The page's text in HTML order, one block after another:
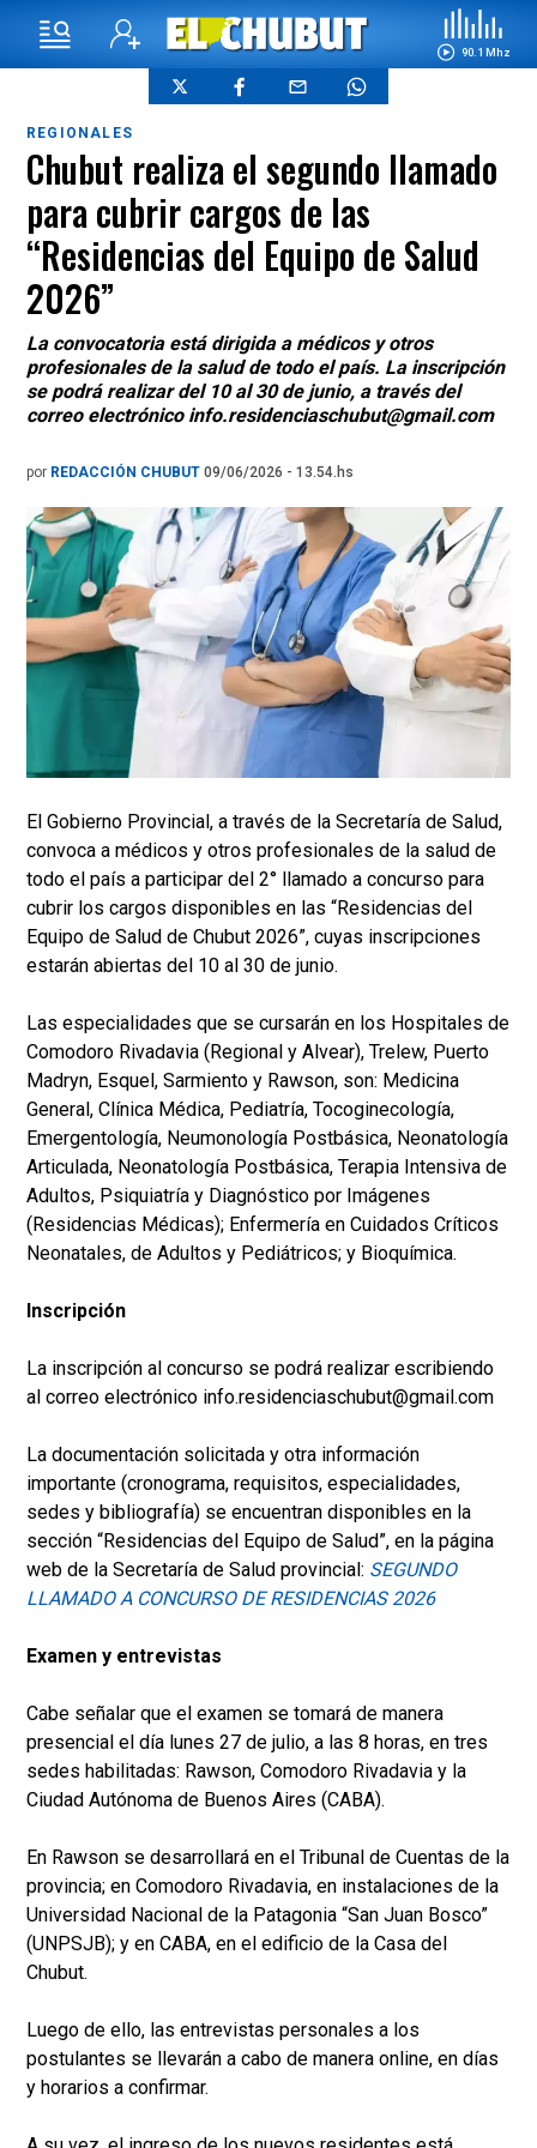
90.1 Mhz
REGIONALES
Chubut realiza el segundo llamado
para cubrir cargos de las
“Residencias del Equipo de Salud
2026”
La convocatoria está dirigida a médicos y otros
profesionales de la salud de todo el país. La inscripción
se podrá realizar del 10 al 30 de junio, a través del
correo electrónico info.residenciaschubut@gmail.com
por REDACCIÓN CHUBUT 09/06/2026 - 13.54.hs
El Gobierno Provincial, a través de la Secretaría de Salud,
convoca a médicos y otros profesionales de la salud de
todo el país a participar del 2° llamado a concurso para
cubrir los cargos disponibles en las “Residencias del
Equipo de Salud de Chubut 2026”, cuyas inscripciones
estarán abiertas del 10 al 30 de junio.
Las especialidades que se cursarán en los Hospitales de
Comodoro Rivadavia (Regional y Alvear), Trelew, Puerto
Madryn, Esquel, Sarmiento y Rawson, son: Medicina
General, Clínica Médica, Pediatría, Tocoginecología,
Emergentología, Neumonología Postbásica, Neonatología
Articulada, Neonatología Postbásica, Terapia Intensiva de
Adultos, Psiquiatría y Diagnóstico por Imágenes
(Residencias Médicas); Enfermería en Cuidados Críticos
Neonatales, de Adultos y Pediátricos; y Bioquímica.
Inscripción
La inscripción al concurso se podrá realizar escribiendo
al correo electrónico info.residenciaschubut@gmail.com
La documentación solicitada y otra información
importante (cronograma, requisitos, especialidades,
sedes y bibliografía) se encuentran disponibles en la
sección “Residencias del Equipo de Salud”, en la página
web de la Secretaría de Salud provincial: SEGUNDO
LLAMADO A CONCURSO DE RESIDENCIAS 2026
Examen y entrevistas
Cabe señalar que el examen se tomará de manera
presencial el día lunes 27 de julio, a las 8 horas, en tres
sedes habilitadas: Rawson, Comodoro Rivadavia y la
Ciudad Autónoma de Buenos Aires (CABA).
En Rawson se desarrollará en el Tribunal de Cuentas de la
provincia; en Comodoro Rivadavia, en instalaciones de la
Universidad Nacional de la Patagonia “San Juan Bosco”
(UNPSJB); y en CABA, en el edificio de la Casa del
Chubut.
Luego de ello, las entrevistas personales a los
postulantes se llevarán a cabo de manera online, en días
y horarios a confirmar.